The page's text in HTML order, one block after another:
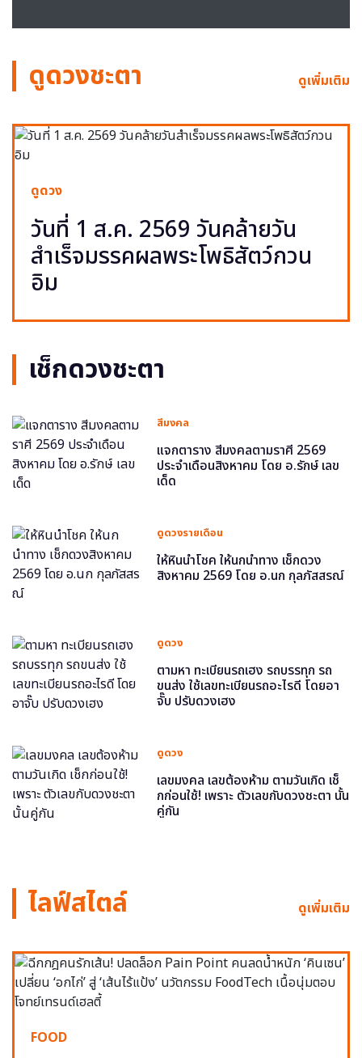
ดูดวงชะตา ดูเพิ่มเติม
ดูดวง
วันที่ 1 ส.ค. 2569 วันคล้ายวัน
สำเร็จมรรคผลพระโพธิสัตว์กวน
อิม
เช็กดวงชะตา
สีมงคล
แจกตาราง สีมงคลตามราศี 2569
ประจำเดือนสิงหาคม โดย อ.รักษ์ เลข
เด็ด
ดูดวงรายเดือน
ให้หินนำโชค ให้นกนำทาง เช็กดวง
สิงหาคม 2569 โดย อ.นก กุลภัสสรณ์
ดูดวง
ตามหา ทะเบียนรถเฮง รถบรรทุก รถ
ขนส่ง ใช้เลขทะเบียนรถอะไรดี โดยอา
จั๊บ ปรับดวงเฮง
ดูดวง
เลขมงคล เลขต้องห้าม ตามวันเกิด เช็
กก่อนใช้! เพราะ ตัวเลขกับดวงชะตา นั้น
คู่กัน
ไลฟ์สไตล์ ดูเพิ่มเติม
FOOD